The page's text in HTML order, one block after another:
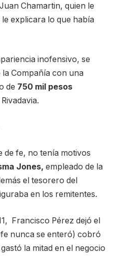
Chamartin, quien le
explicara lo que había
inofensivo, se
Compañía con una
de 750 mil pesos
de fe, no tenía motivos
Jones, empleado de la
el tesorero del
en los remitentes.
Francisco Pérez dejó el
nunca se enteró) cobró
la mitad en el negocio